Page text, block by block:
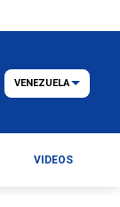
VENEZUELA
VIDEOS